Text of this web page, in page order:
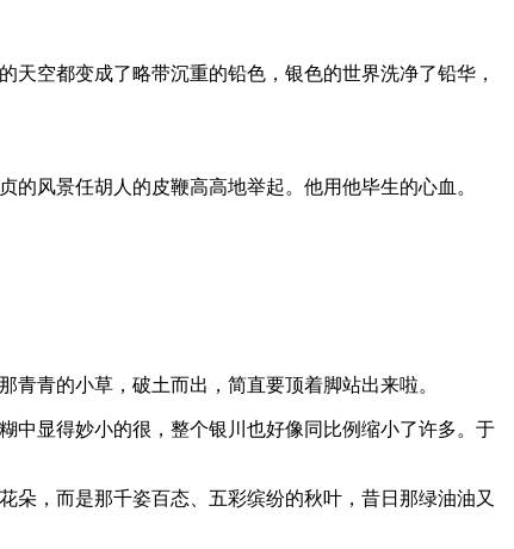
空都变成了略带沉重的铅色，银色的世界洗净了铅华，
风景任胡人的皮鞭高高地举起。他用他毕生的心血。
青的小草，破土而出，简直要顶着脚站出来啦。
中显得妙小的很，整个银川也好像同比例缩小了许多。于
朵，而是那千姿百态、五彩缤纷的秋叶，昔日那绿油油又